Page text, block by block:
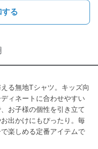
する
る無地Tシャツ。キッズ向
ィネートに合わせやすい
お子様の個性を引き立て
出かけにもぴったり。毎
楽しめる定番アイテムで